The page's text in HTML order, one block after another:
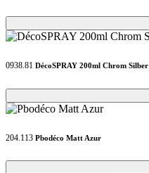
Loading...
Loading...
0938.81 DécoSPRAY 200ml Chrom Silber
Loading...
Loading...
204.113 Pbodéco Matt Azur
Loading...
Loading...